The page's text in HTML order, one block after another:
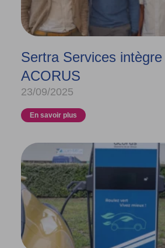
Sertra Services
ACORUS
23/09/2025
En savoir plus